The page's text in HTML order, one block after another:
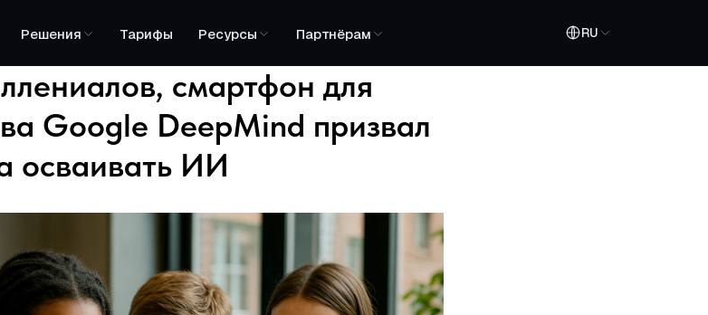
Решения Тарифы Ресурсы Партнёрам RU
смартфон для
Google DeepMind призвал
осваивать ИИ